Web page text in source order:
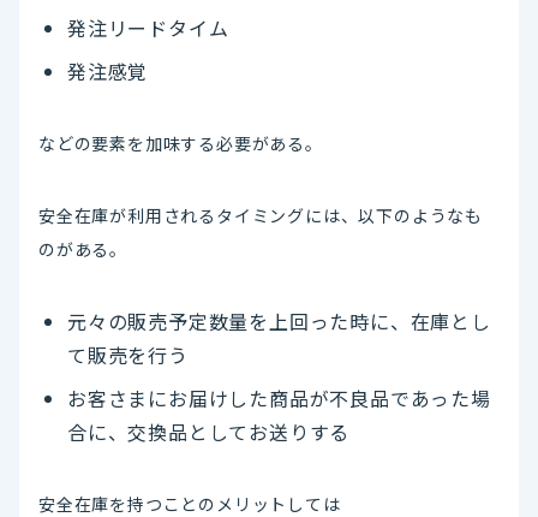
発注リードタイム
発注感覚
などの要素を加味する必要がある。
安全在庫が利用されるタイミングには、以下のようなも
のがある。
元々の販売予定数量を上回った時に、在庫とし
て販売を行う
お客さまにお届けした商品が不良品であった場
合に、交換品としてお送りする
安全在庫を持つことのメリットしては